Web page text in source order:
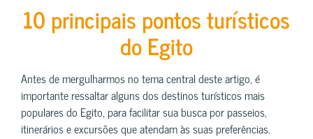
10 principais pontos turísticos
do Egito
Antes de mergulharmos no tema central deste artigo, é
importante ressaltar alguns dos destinos turísticos mais
populares do Egito, para facilitar sua busca por passeios,
itinerários e excursões que atendam às suas preferências.